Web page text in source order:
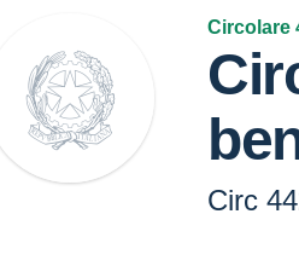
Circolare
Circ